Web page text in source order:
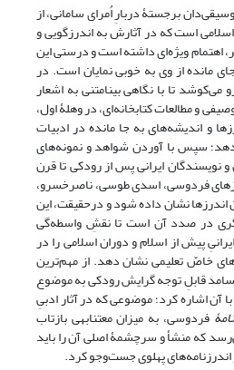
برجستۀ دربارِ اُمرای سامانی، از
است که در آثارش به اندرزگویی و
اهتمام ویژه‌ای داشته است و درستی این
مانده از وی به خوبی نمایان است. در
تا با نگاهی بینامتنی به اشعار
و مطالعات کتابخانه‌ای، در وهلۀ اول،
و اندیشه‌های به ‌جا مانده در ادبیات
سپس با آوردن شواهد و نمونه‌های
نویسندگان ایرانی پس از رودکی تا قرن
فردوسی، اسدی طوسی، ناصرخسرو،
نشان داده شود و درحقیقت، این
در صدد آن است تا نقشِ واسطه‌گی
پیش از اسلام و دوران اسلامی را در
خاصّ تعلیمی نشان دهد. از مهم‌ترین
قابلِ توجه گرایش رودکی به موضوع
آن اشاره کرد؛ موضوعی که در آثار ادبیِ
فردوسی، به میزان معتنابهی بازتاب
که منشأ و سرچشمۀ اصلی آن را باید
پهلوی جست‌وجو کرد.